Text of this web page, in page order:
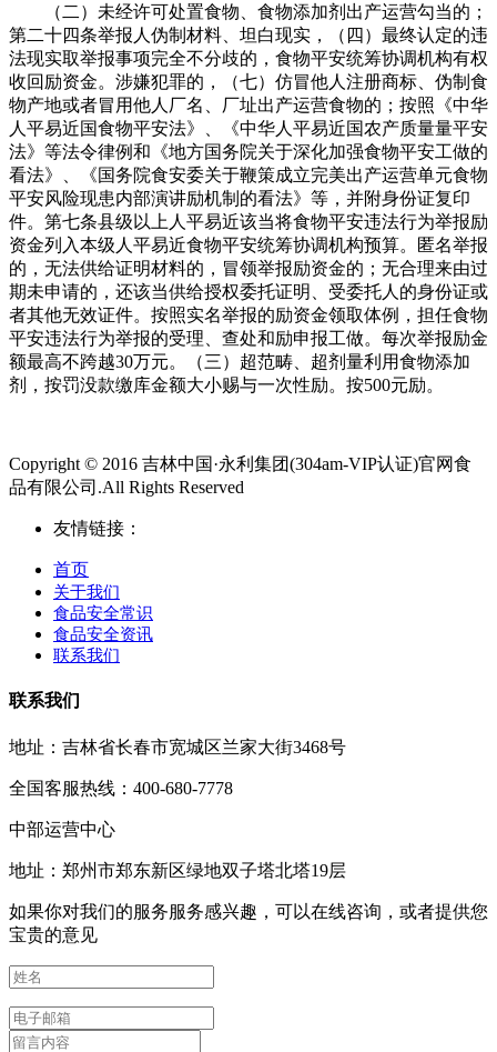
（二）未经许可处置食物、食物添加剂出产运营勾当的；
第二十四条举报人伪制材料、坦白现实，（四）最终认定的违
法现实取举报事项完全不分歧的，食物平安统筹协调机构有权
收回励资金。涉嫌犯罪的，（七）仿冒他人注册商标、伪制食
物产地或者冒用他人厂名、厂址出产运营食物的；按照《中华
人平易近国食物平安法》、《中华人平易近国农产质量量平安
法》等法令律例和《地方国务院关于深化加强食物平安工做的
看法》、《国务院食安委关于鞭策成立完美出产运营单元食物
平安风险现患内部演讲励机制的看法》等，并附身份证复印
件。第七条县级以上人平易近该当将食物平安违法行为举报励
资金列入本级人平易近食物平安统筹协调机构预算。匿名举报
的，无法供给证明材料的，冒领举报励资金的；无合理来由过
期未申请的，还该当供给授权委托证明、受委托人的身份证或
者其他无效证件。按照实名举报的励资金领取体例，担任食物
平安违法行为举报的受理、查处和励申报工做。每次举报励金
额最高不跨越30万元。（三）超范畴、超剂量利用食物添加
剂，按罚没款缴库金额大小赐与一次性励。按500元励。
Copyright © 2016 吉林中国·永利集团(304am-VIP认证)官网食
品有限公司.All Rights Reserved
友情链接：
首页
关于我们
食品安全常识
食品安全资讯
联系我们
联系我们
地址：吉林省长春市宽城区兰家大街3468号
全国客服热线：400-680-7778
中部运营中心
地址：郑州市郑东新区绿地双子塔北塔19层
如果你对我们的服务服务感兴趣，可以在线咨询，或者提供您
宝贵的意见